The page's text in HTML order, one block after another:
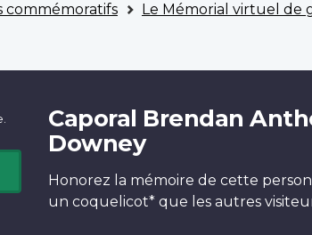
commémoratifs Le Mémorial virtuel de
Caporal Brendan
Downey
Honorez la mémoire de cette
un coquelicot* que les autres